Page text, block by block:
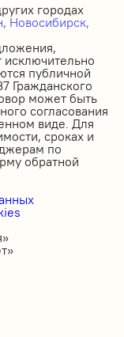
городах
Новосибирск,
публичной
Гражданского
может быть
согласования
виде. Для
сроках и
по
обратной